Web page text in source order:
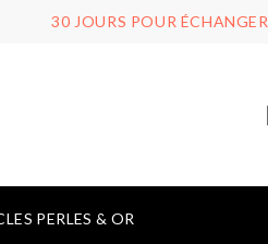
30 JOURS POUR ÉCHANGER
PERLES & OR